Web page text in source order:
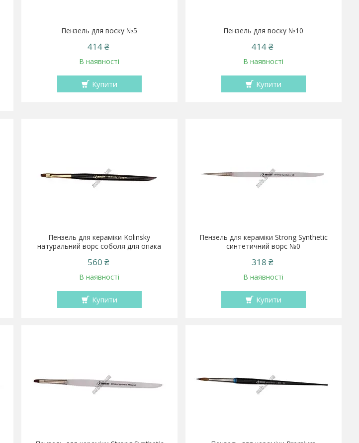
Пензель для воску №5
414 ₴
В наявності
Купити
Пензель для воску №10
414 ₴
В наявності
Купити
Пензель для кераміки Kolinsky
натуральний ворс соболя для опака
560 ₴
В наявності
Купити
Пензель для кераміки Strong Synthetic
синтетичний ворс №0
318 ₴
В наявності
Купити